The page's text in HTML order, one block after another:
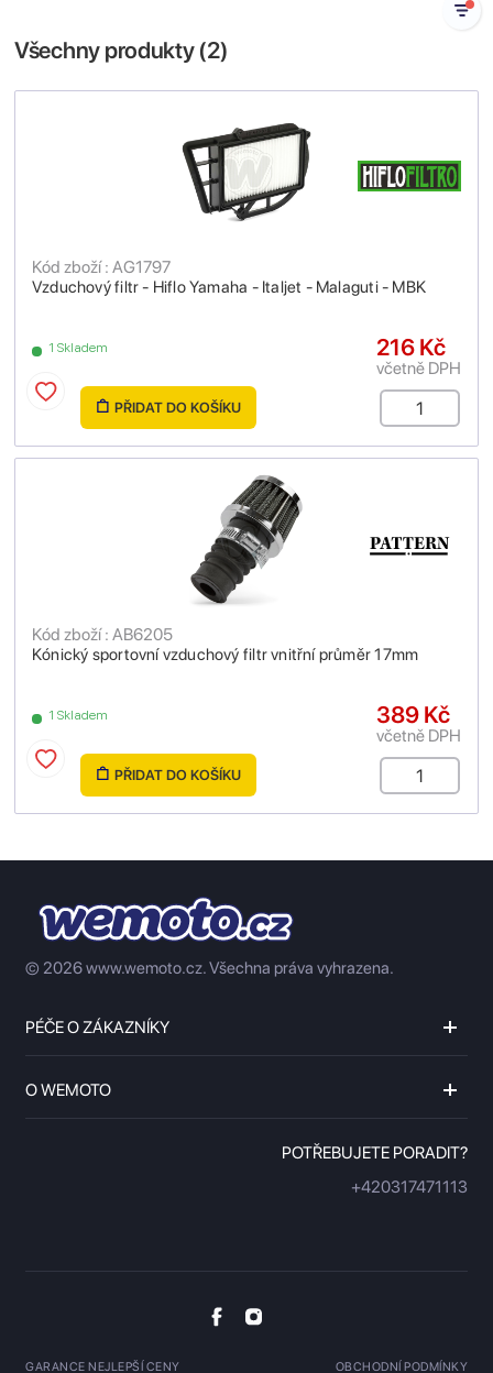
Všechny produkty (2)
Vzduchový filtr - Hiflo Yamaha - Italjet - Malaguti - MBK
Kód zboží : AG1797
1 Skladem 216 Kč
včetně DPH
PŘIDAT DO KOŠÍKU
Kónický sportovní vzduchový filtr vnitřní průměr 17mm
Kód zboží : AB6205
1 Skladem 389 Kč
včetně DPH
PŘIDAT DO KOŠÍKU
© 2026 www.wemoto.cz.Všechna práva vyhrazena.
PÉČE O ZÁKAZNÍKY
O WEMOTO
POTŘEBUJETE PORADIT?
+420317471113
GARANCE NEJLEPŠÍ CENY OBCHODNÍ PODMÍNKY